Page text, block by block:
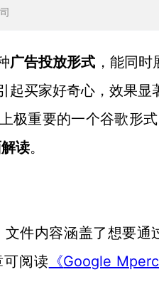
广告投放形式 ，能同
买家好奇心，效果显
极重要的一个谷歌形
读。
件内容涵盖了想要
阅读 《Google